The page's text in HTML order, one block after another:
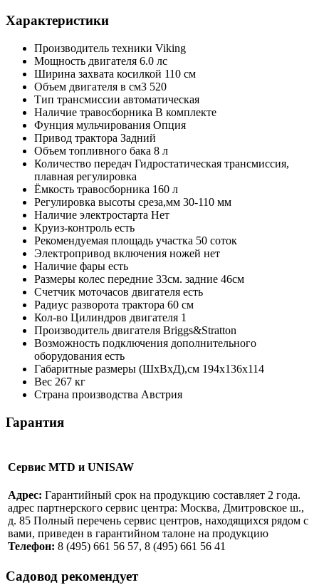
Характеристики
Производитель техники Viking
Мощность двигателя 6.0 лс
Ширина захвата косилкой 110 см
Объем двигателя в см3 520
Тип трансмиссии автоматическая
Наличие травосборника В комплекте
Фунция мульчирования Опция
Привод трактора Задний
Объем топливного бака 8 л
Количество передач Гидростатическая трансмиссия,
плавная регулировка
Ёмкость травосборника 160 л
Регулировка высоты среза,мм 30-110 мм
Наличие электростарта Нет
Круиз-контроль есть
Рекомендуемая площадь участка 50 соток
Электропривод включения ножей нет
Наличие фары есть
Размеры колес передние 33см. задние 46см
Счетчик моточасов двигателя есть
Радиус разворота трактора 60 см
Кол-во Цилиндров двигателя 1
Производитель двигателя Briggs&Stratton
Возможность подключения дополнительного
оборудования есть
Габаритные размеры (ШхВхД),см 194х136х114
Вес 267 кг
Страна производства Австрия
Гарантия
Сервис MTD и UNISAW
Адрес: Гарантийный срок на продукцию составляет 2 года.
адрес партнерского сервис центра: Москва, Дмитровское ш.,
д. 85 Полный перечень сервис центров, находящихся рядом с
вами, приведен в гарантийном талоне на продукцию
Телефон: 8 (495) 661 56 57, 8 (495) 661 56 41
Садовод рекомендует